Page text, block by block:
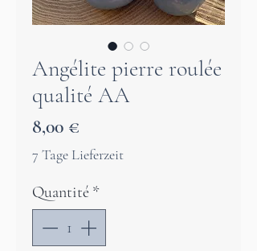
Angélite pierre roulée
qualité AA
8,00 €
7 Tage Lieferzeit
Quantité *